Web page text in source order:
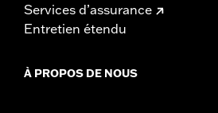
Services d’assurance
Entretien étendu
À PROPOS DE NOUS